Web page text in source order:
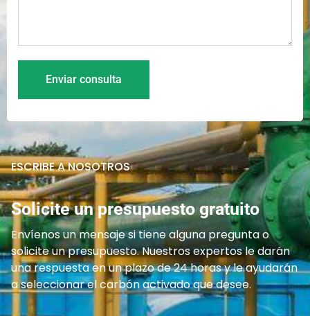
Enviar consulta
ESCRIBE A NOSOTROS
Solicite un presupuesto gratuito
Envíenos un mensaje si tiene alguna pregunta o
solicite un presupuesto. Nuestros expertos le darán
una respuesta en un plazo de 24 horas y le ayudarán
a seleccionar el carbón activado que desee.